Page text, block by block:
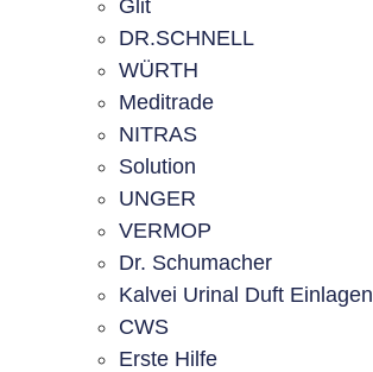
Glit
DR.SCHNELL
WÜRTH
Meditrade
NITRAS
Solution
UNGER
VERMOP
Dr. Schumacher
Kalvei Urinal Duft Einlagen
CWS
Erste Hilfe